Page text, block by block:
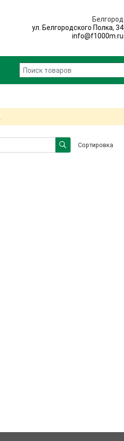
Белгород
ул. Белгородского Полка, 34
info@f1000m.ru
Сортировка